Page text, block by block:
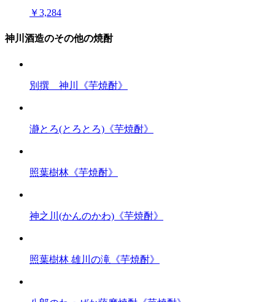
￥3,284
神川酒造のその他の焼酎
別撰 神川《芋焼酎》
瀞とろ(とろとろ)《芋焼酎》
照葉樹林《芋焼酎》
神之川(かんのかわ)《芋焼酎》
照葉樹林 雄川の滝《芋焼酎》